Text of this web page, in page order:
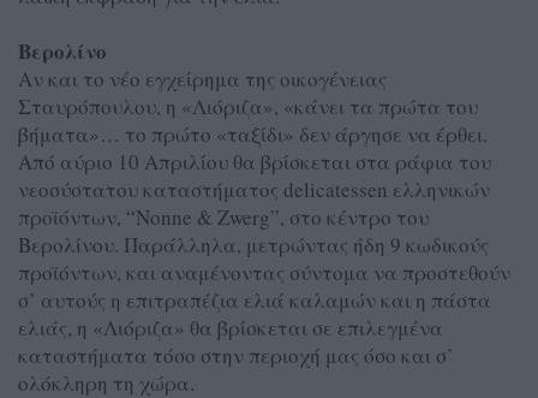
Βερολίνο
Αν και το νέο εγχείρημα της οικογένειας
Σταυρόπουλου, η «Λιόριζα», «κάνει τα πρώτα του
βήματα»… το πρώτο «ταξίδι» δεν άργησε να έρθει.
Από αύριο 10 Απριλίου θα βρίσκεται στα ράφια του
νεοσύστατου καταστήματος delicatessen ελληνικών
προϊόντων, “Nonne & Zwerg”, στο κέντρο του
Βερολίνου. Παράλληλα, μετρώντας ήδη 9 κωδικούς
προϊόντων, και αναμένοντας σύντομα να προστεθούν
σ’ αυτούς η επιτραπέζια ελιά καλαμών και η πάστα
ελιάς, η «Λιόριζα» θα βρίσκεται σε επιλεγμένα
καταστήματα τόσο στην περιοχή μας όσο και σ’
ολόκληρη τη χώρα.